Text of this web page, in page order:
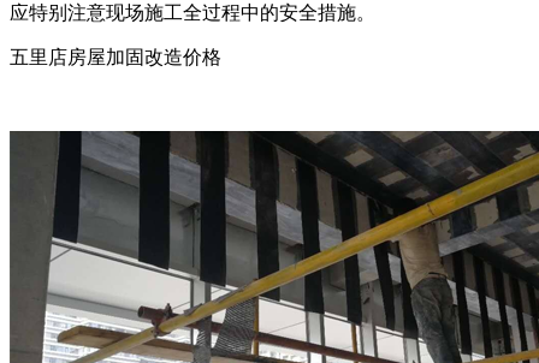
应特别注意现场施工全过程中的安全措施。
五里店房屋加固改造价格